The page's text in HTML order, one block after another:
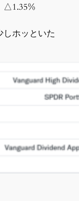
△1.35%
しホッといた